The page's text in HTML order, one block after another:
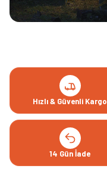
Hızlı & Güvenli Kargo
14 Gün İade